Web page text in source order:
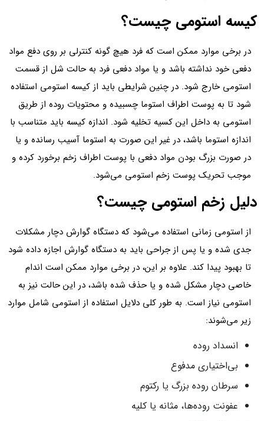
کیسه استومی چیست؟
در برخی موارد ممکن است که فرد هیچ گونه کنترلی بر روی دفع مواد
دفعی خود نداشته باشد و یا مواد دفعی فرد به حالت شل از قسمت
استومی خارج شود. در چنین شرایطی باید از کیسه استومی استفاده
شود تا به پوست اطراف استوما چسبیده و محتویات روده از طریق
استومی به داخل این کسیه تخلیه شود. اندازه کیسه باید متناسب با
اندازه استوما باشد، در غیر این صورت به استوما آسیب رسانده و یا
در صورت بزرگ بودن مواد دفعی با پوست اطراف زخم برخورد کرده و
موجب تحریک پوست زخم استومی می‌شود.
دلیل زخم استومی چیست؟
از استومی زمانی استفاده می‌شود که دستگاه گوارش دچار مشکلات
جدی شده و یا پس از جراحی باید به دستگاه گوارش اجازه داده شود
تا بهبود پیدا کند. علاوه بر این، در برخی موارد ممکن است اندام
خاصی دچار مشکل شده و یا حذف شده باشد، در این حالت نیز به
استومی نیاز است. به طور کلی دلایل استفاده از استومی شامل موارد
زیر می‌شوند:
انسداد روده
بی‌اختیاری مدفوع
سرطان روده بزرگ یا رکتوم
عفونت روده‌ها، مثانه یا کلیه